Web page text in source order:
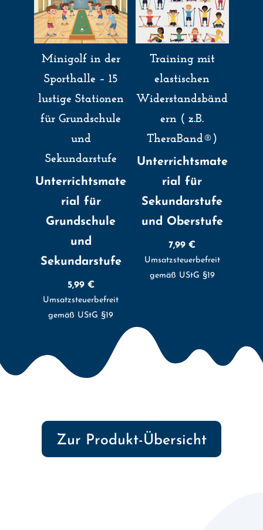
Minigolf in der
Sporthalle – 15
lustige Stationen
für Grundschule
und
Sekundarstufe
Unterrichtsmate
rial für
Grundschule
und
Sekundarstufe
5,99 €
Umsatzsteuerbefreit
gemäß UStG §19
Training mit
elastischen
Widerstandsbänd
ern ( z.B.
TheraBand®)
Unterrichtsmate
rial für
Sekundarstufe
und Oberstufe
7,99€
Umsatzsteuerbefreit
gemäß UStG §19
Zur Produkt-Übersicht